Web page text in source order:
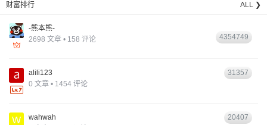
财富排行 ALL ❯
-熊本熊-
2698 文章 • 158 评论
4354749
alili123
0 文章 • 1454 评论
31357
wahwah
20407